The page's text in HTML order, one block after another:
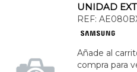
REF:
Añade al
compra para